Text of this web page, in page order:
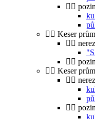
Keser
nerez
Keser
nerez